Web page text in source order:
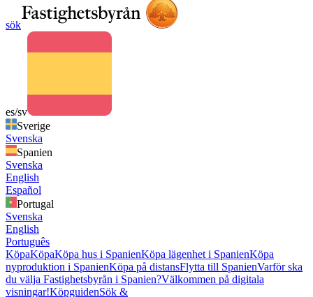
sök
es/sv
Sverige
Svenska
Spanien
Svenska
English
Español
Portugal
Svenska
English
Português
KöpaKöpaKöpa hus i SpanienKöpa lägenhet i SpanienKöpa
nyproduktion i SpanienKöpa på distansFlytta till SpanienVarför ska
du välja Fastighetsbyrån i Spanien?Välkommen på digitala
visningar!KöpguidenSök &